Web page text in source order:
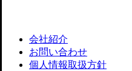
会社紹介
お問い合わせ
個人情報取扱方針